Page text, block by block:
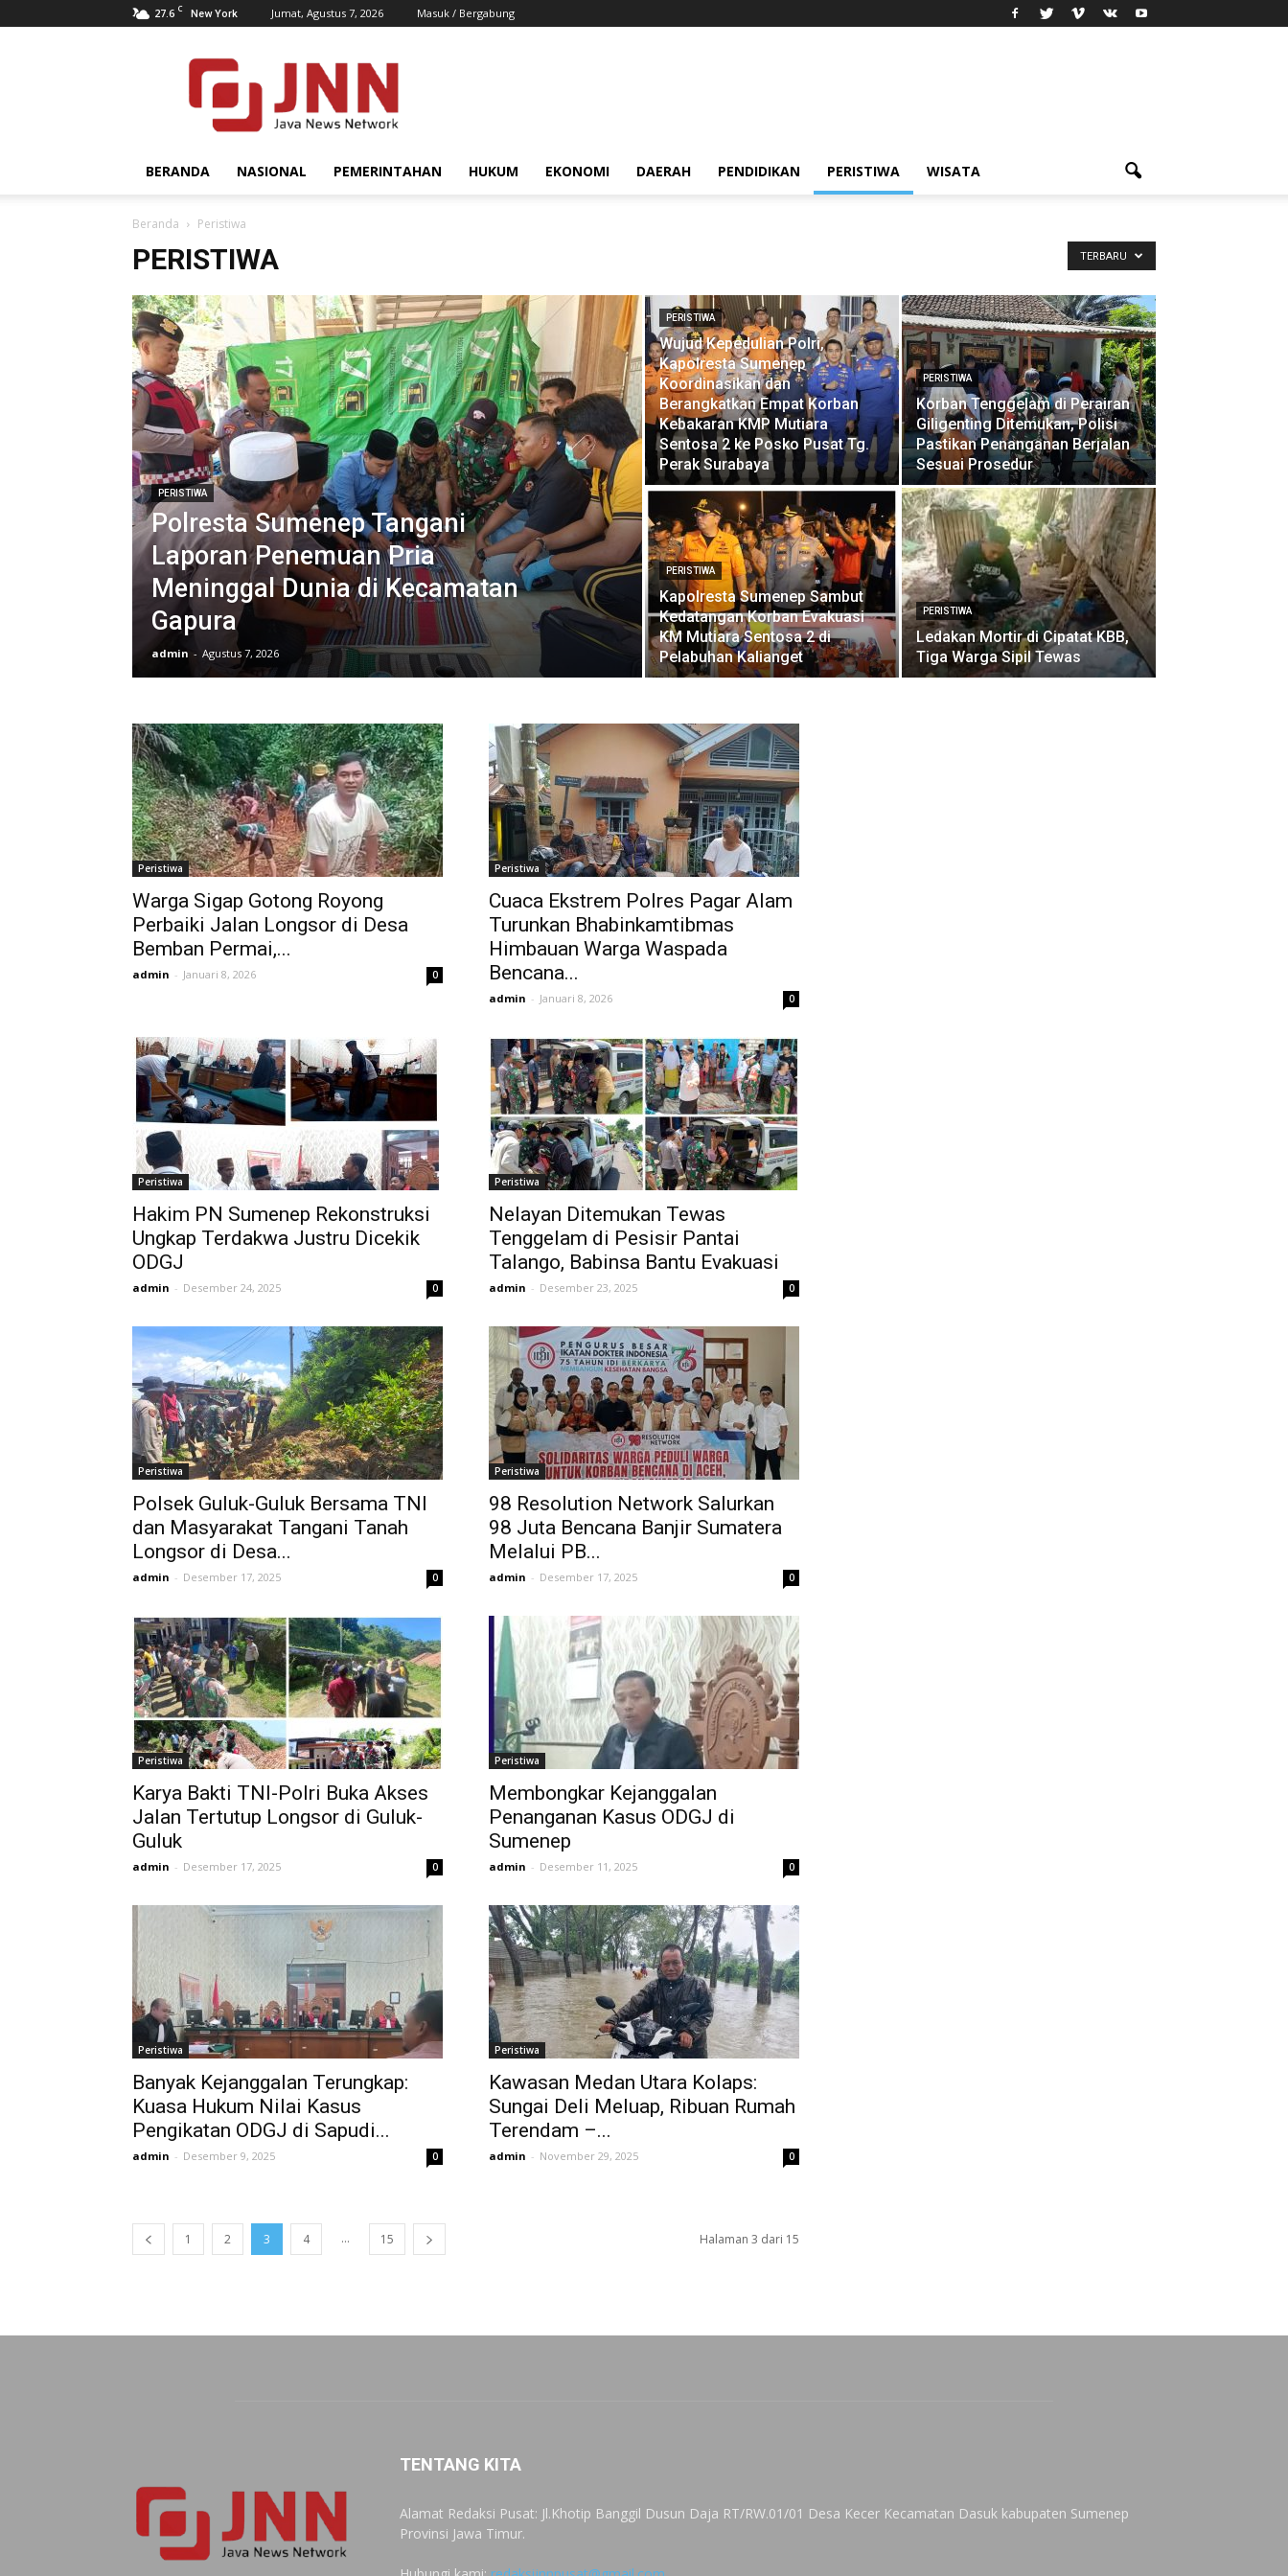
27.6 C New York Jumat, Agustus 7, 2026 Masuk / Bergabung
JNN.co.id
BERANDA NASIONAL PEMERINTAHAN HUKUM EKONOMI DAERAH PENDIDIKAN PERISTIWA WISATA
Beranda Peristiwa
PERISTIWA TERBARU
PERISTIWA
Polresta Sumenep Tangani
Laporan Penemuan Pria
Meninggal Dunia di Kecamatan
Gapura
admin - Agustus 7, 2026
PERISTIWA
Wujud Kepedulian Polri,
Kapolresta Sumenep
Koordinasikan dan
Berangkatkan Empat Korban
Kebakaran KMP Mutiara
Sentosa 2 ke Posko Pusat Tg.
Perak Surabaya
PERISTIWA
Korban Tenggelam di Perairan
Giligenting Ditemukan, Polisi
Pastikan Penanganan Berjalan
Sesuai Prosedur
PERISTIWA
Kapolresta Sumenep Sambut
Kedatangan Korban Evakuasi
KM Mutiara Sentosa 2 di
Pelabuhan Kalianget
PERISTIWA
Ledakan Mortir di Cipatat KBB,
Tiga Warga Sipil Tewas
Peristiwa
Warga Sigap Gotong Royong
Perbaiki Jalan Longsor di Desa
Bemban Permai,...
admin - Januari 8, 2026 0
Peristiwa
Cuaca Ekstrem Polres Pagar Alam
Turunkan Bhabinkamtibmas
Himbauan Warga Waspada
Bencana...
admin - Januari 8, 2026 0
Peristiwa
Hakim PN Sumenep Rekonstruksi
Ungkap Terdakwa Justru Dicekik
ODGJ
admin - Desember 24, 2025 0
Peristiwa
Nelayan Ditemukan Tewas
Tenggelam di Pesisir Pantai
Talango, Babinsa Bantu Evakuasi
admin - Desember 23, 2025 0
Peristiwa
Polsek Guluk-Guluk Bersama TNI
dan Masyarakat Tangani Tanah
Longsor di Desa...
admin - Desember 17, 2025 0
Peristiwa
98 Resolution Network Salurkan
98 Juta Bencana Banjir Sumatera
Melalui PB...
admin - Desember 17, 2025 0
Peristiwa
Karya Bakti TNI-Polri Buka Akses
Jalan Tertutup Longsor di Guluk-
Guluk
admin - Desember 17, 2025 0
Peristiwa
Membongkar Kejanggalan
Penanganan Kasus ODGJ di
Sumenep
admin - Desember 11, 2025 0
Peristiwa
Banyak Kejanggalan Terungkap:
Kuasa Hukum Nilai Kasus
Pengikatan ODGJ di Sapudi...
admin - Desember 9, 2025 0
Peristiwa
Kawasan Medan Utara Kolaps:
Sungai Deli Meluap, Ribuan Rumah
Terendam –...
admin - November 29, 2025 0
1 2 3 4 ... 15 Halaman 3 dari 15
TENTANG KITA
Alamat Redaksi Pusat: Jl.Khotip Banggil Dusun Daja RT/RW.01/01 Desa Kecer Kecamatan Dasuk kabupaten Sumenep
Provinsi Jawa Timur.